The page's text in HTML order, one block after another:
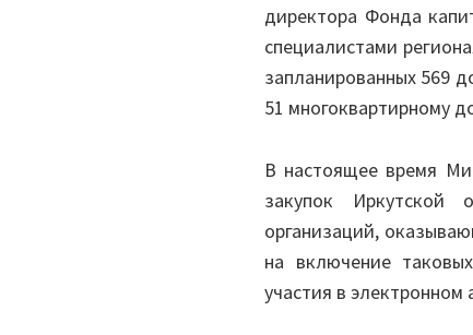
директора Фонда
специалистами
запланированных 569
51 многоквартирному
В настоящее время
закупок Иркутской
организаций,
на включение
участия в электронном